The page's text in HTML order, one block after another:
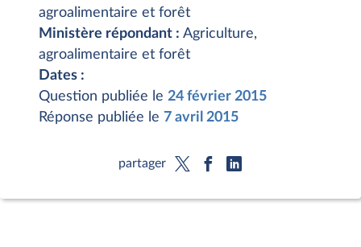
agroalimentaire et forêt
Ministère répondant : Agriculture,
agroalimentaire et forêt
Dates :
Question publiée le 24 février 2015
Réponse publiée le 7 avril 2015
partager